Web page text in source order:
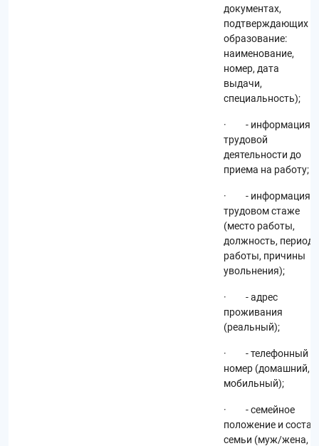
документах,
подтверждающих
образование:
наименование,
номер, дата
выдачи,
специальность);
· - информация о
трудовой
деятельности до
приема на работу;
· - информация о
трудовом стаже
(место работы,
должность, период
работы, причины
увольнения);
· - адрес
проживания
(реальный);
· - телефонный
номер (домашний,
мобильный);
· - семейное
положение и состав
семьи (муж/жена,